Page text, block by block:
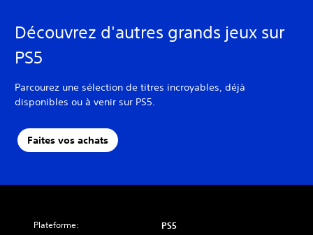
Découvrez d'autres grands jeux sur
PS5
Parcourez une sélection de titres incroyables, déjà
disponibles ou à venir sur PS5.
Faites vos achats
Plateforme: PS5